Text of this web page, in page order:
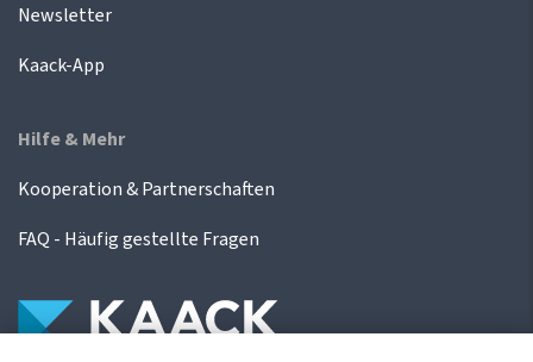
Newsletter
Kaack-App
Hilfe & Mehr
Kooperation & Partnerschaften
FAQ - Häufig gestellte Fragen